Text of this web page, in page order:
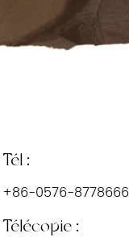
Tél :
+86-0576-
Télécopie :